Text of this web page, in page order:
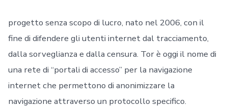
progetto senza scopo di lucro, nato nel 2006, con il
fine di difendere gli utenti internet dal tracciamento,
dalla sorveglianza e dalla censura. Tor è oggi il nome di
una rete di “portali di accesso” per la navigazione
internet che permettono di anonimizzare la
navigazione attraverso un protocollo specifico.